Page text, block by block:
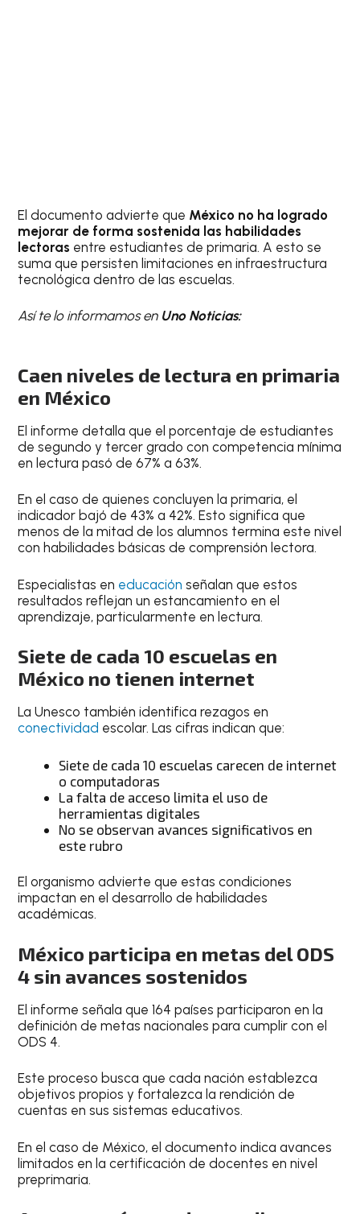
El documento advierte que México no ha logrado
mejorar de forma sostenida las habilidades
lectoras entre estudiantes de primaria. A esto se
suma que persisten limitaciones en infraestructura
tecnológica dentro de las escuelas.
Así te lo informamos en Uno Noticias:
Caen niveles de lectura en primaria
en México
El informe detalla que el porcentaje de estudiantes
de segundo y tercer grado con competencia mínima
en lectura pasó de 67% a 63%.
En el caso de quienes concluyen la primaria, el
indicador bajó de 43% a 42%. Esto significa que
menos de la mitad de los alumnos termina este nivel
con habilidades básicas de comprensión lectora.
Especialistas en educaciónseñalan que estos
resultados reflejan un estancamiento en el
aprendizaje, particularmente en lectura.
Siete de cada 10 escuelas en
México no tienen internet
La Unesco también identifica rezagos en
conectividad escolar. Las cifras indican que:
Siete de cada 10 escuelas carecen de internet
o computadoras
La falta de acceso limita el uso de
herramientas digitales
No se observan avances significativos en
este rubro
El organismo advierte que estas condiciones
impactan en el desarrollo de habilidades
académicas.
México participa en metas del ODS
4 sin avances sostenidos
El informe señala que 164 países participaron en la
definición de metas nacionales para cumplir con el
ODS 4.
Este proceso busca que cada nación establezca
objetivos propios y fortalezca la rendición de
cuentas en sus sistemas educativos.
En el caso de México, el documento indica avances
limitados en la certificación de docentes en nivel
preprimaria.